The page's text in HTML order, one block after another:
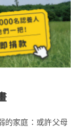
的家庭：或許父母